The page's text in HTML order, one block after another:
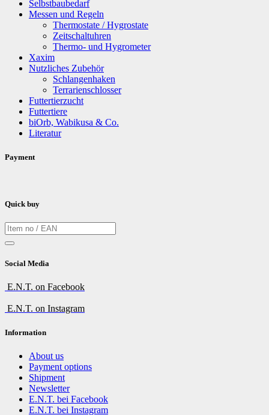
Selbstbaubedarf
Messen und Regeln
Thermostate / Hygrostate
Zeitschaltuhren
Thermo- und Hygrometer
Xaxim
Nutzliches Zubehör
Schlangenhaken
Terrarienschlosser
Futtertierzucht
Futtertiere
biOrb, Wabikusa & Co.
Literatur
Payment
Quick buy
Social Media
E.N.T. on Facebook
E.N.T. on Instagram
Information
About us
Payment options
Shipment
Newsletter
E.N.T. bei Facebook
E.N.T. bei Instagram